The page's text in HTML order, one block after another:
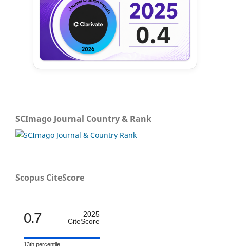
SCImago Journal Country & Rank
Scopus CiteScore
0.7
2025
CiteScore
13th percentile